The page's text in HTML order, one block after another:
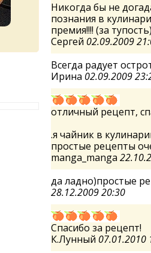
Никогда бы не
познания в
премия!!!! (за
Сергей 02.09.2009
Всегда радует
Ирина 02.09.2009
отличный рецепт,
.я чайник в
простые рецепты
manga_manga
да ладно)простые
28.12.2009 20:30
Спасибо за рецепт!
К.Лунный 07.01.2010